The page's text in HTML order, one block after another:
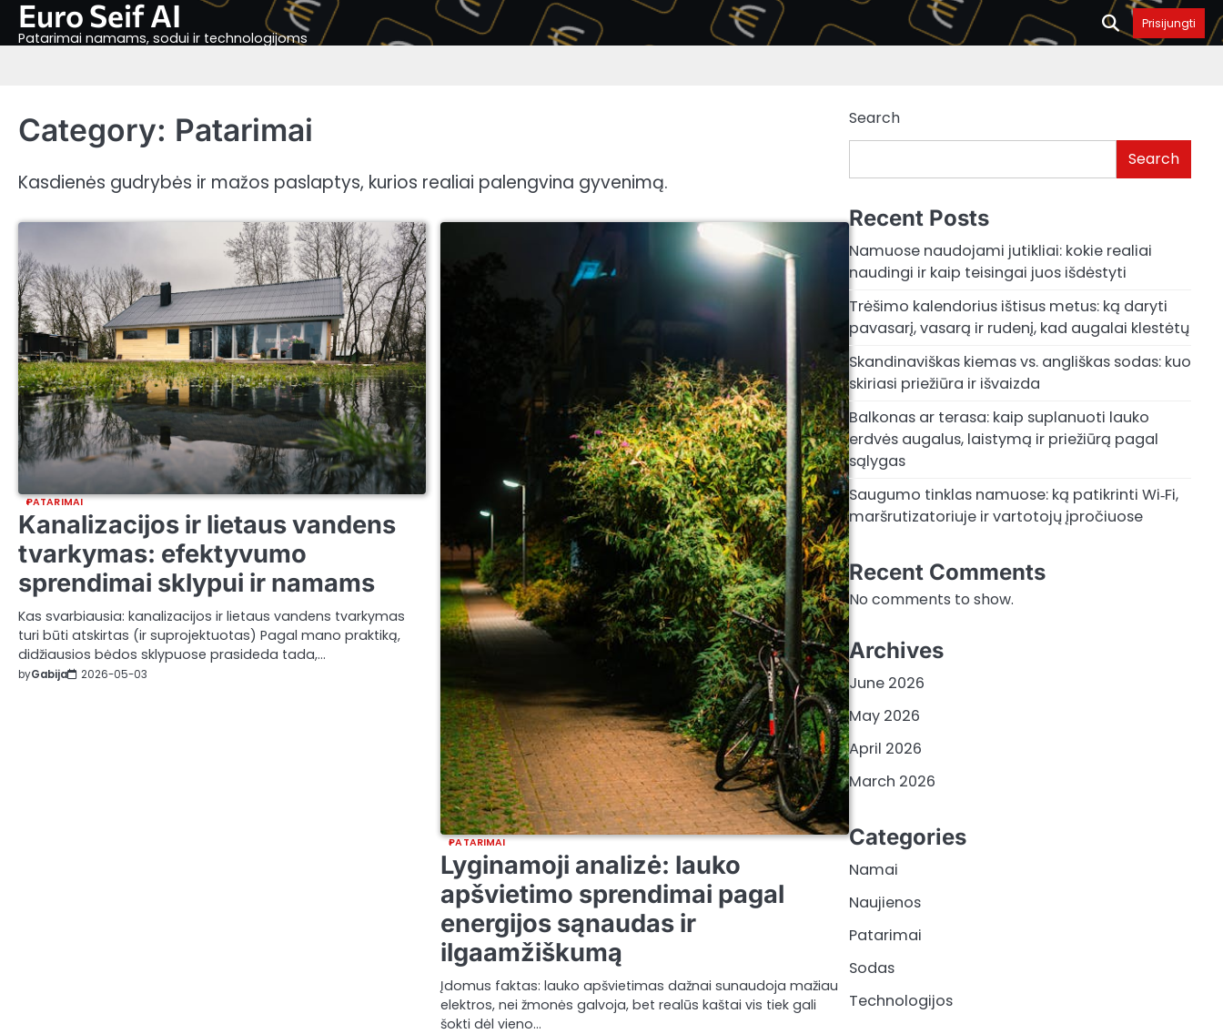
SkipEuro Seif AI
Patarimai namams, sodui ir technologijoms
Prisijungti
Category: Patarimai
Kasdienės gudrybės ir mažos paslaptys, kurios realiai palengvina gyvenimą.
PATARIMAI
Kanalizacijos ir lietaus vandens
tvarkymas: efektyvumo
sprendimai sklypui ir namams
Kas svarbiausia: kanalizacijos ir lietaus vandens tvarkymas
turi būti atskirtas (ir suprojektuotas) Pagal mano praktiką,
didžiausios bėdos sklypuose prasideda tada,…
byGabija 2026-05-03
PATARIMAI
Lyginamoji analizė: lauko
apšvietimo sprendimai pagal
energijos sąnaudas ir
ilgaamžiškumą
Įdomus faktas: lauko apšvietimas dažnai sunaudoja mažiau
elektros, nei žmonės galvoja, bet realūs kaštai vis tiek gali
šokti dėl vieno…
Search
Search
Recent Posts
Namuose naudojami jutikliai: kokie realiai
naudingi ir kaip teisingai juos išdėstyti
Trėšimo kalendorius ištisus metus: ką daryti
pavasarį, vasarą ir rudenį, kad augalai klestėtų
Skandinaviškas kiemas vs. angliškas sodas: kuo
skiriasi priežiūra ir išvaizda
Balkonas ar terasa: kaip suplanuoti lauko
erdvės augalus, laistymą ir priežiūrą pagal
sąlygas
Saugumo tinklas namuose: ką patikrinti Wi‑Fi,
maršrutizatoriuje ir vartotojų įpročiuose
Recent Comments
No comments to show.
Archives
June 2026
May 2026
April 2026
March 2026
Categories
Namai
Naujienos
Patarimai
Sodas
Technologijos